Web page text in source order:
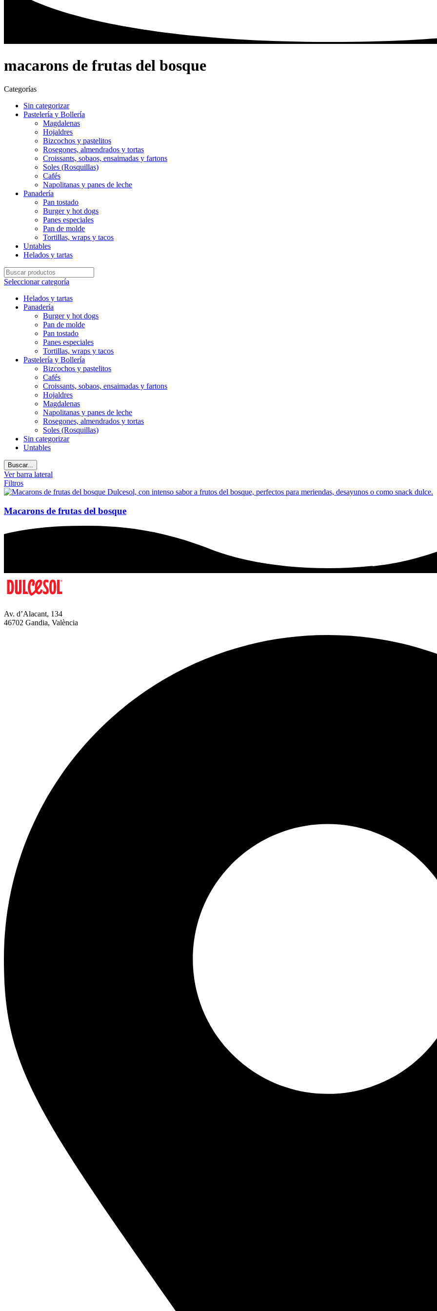
macarons de frutas del bosque
Categorías
Sin categorizar
Pastelería y Bollería
Magdalenas
Hojaldres
Bizcochos y pastelitos
Rosegones, almendrados y tortas
Croissants, sobaos, ensaimadas y fartons
Soles (Rosquillas)
Cafés
Napolitanas y panes de leche
Panadería
Pan tostado
Burger y hot dogs
Panes especiales
Pan de molde
Tortillas, wraps y tacos
Untables
Helados y tartas
Seleccionar categoría
Helados y tartas
Panadería
Burger y hot dogs
Pan de molde
Pan tostado
Panes especiales
Tortillas, wraps y tacos
Pastelería y Bollería
Bizcochos y pastelitos
Cafés
Croissants, sobaos, ensaimadas y fartons
Hojaldres
Magdalenas
Napolitanas y panes de leche
Rosegones, almendrados y tortas
Soles (Rosquillas)
Sin categorizar
Untables
Buscar...
Ver barra lateral
Filtros
Macarons de frutas del bosque
Av. d’Alacant, 134
46702 Gandia, València